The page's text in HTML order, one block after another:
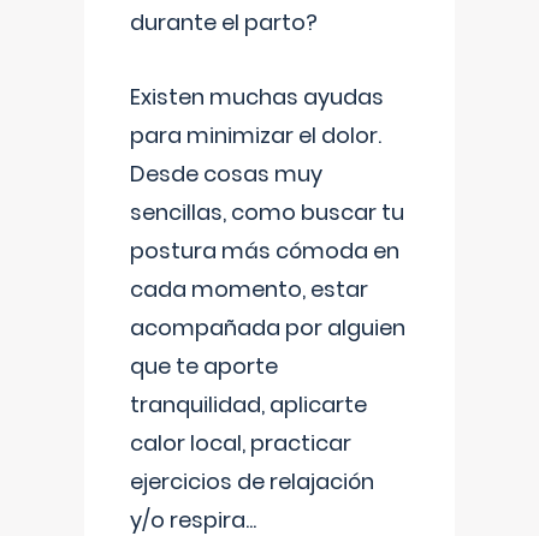
durante el parto?
Existen muchas ayudas
para minimizar el dolor.
Desde cosas muy
sencillas, como buscar tu
postura más cómoda en
cada momento, estar
acompañada por alguien
que te aporte
tranquilidad, aplicarte
calor local, practicar
ejercicios de relajación
y/o respira...